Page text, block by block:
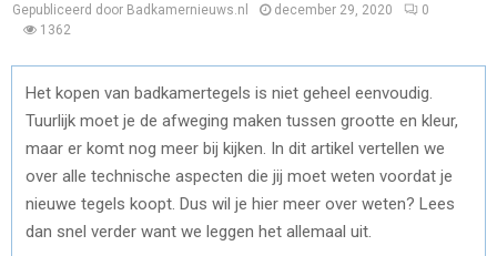
Gepubliceerd door Badkamernieuws.nl december 29, 2020
0
1362
Het kopen van badkamertegels is niet geheel eenvoudig.
Tuurlijk moet je de afweging maken tussen grootte en kleur,
maar er komt nog meer bij kijken. In dit artikel vertellen we
over alle technische aspecten die jij moet weten voordat je
nieuwe tegels koopt. Dus wil je hier meer over weten? Lees
dan snel verder want we leggen het allemaal uit.